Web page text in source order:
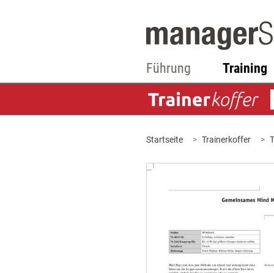
Führung Training
Startseite Trainerkoffer